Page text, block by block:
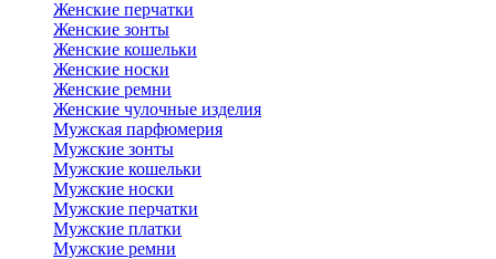
Женские перчатки
Женские зонты
Женские кошельки
Женские носки
Женские ремни
Женские чулочные изделия
Мужская парфюмерия
Мужские зонты
Мужские кошельки
Мужские носки
Мужские перчатки
Мужские платки
Мужские ремни